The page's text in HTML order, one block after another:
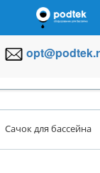
Сачок для бассейна